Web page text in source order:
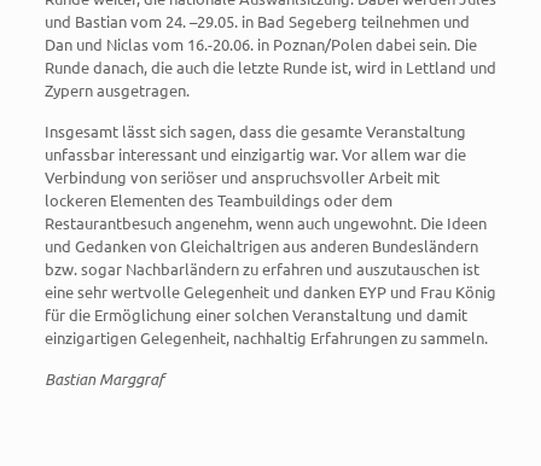
und Bastian vom 24. –29.05. in Bad Segeberg teilnehmen und
Dan und Niclas vom 16.-20.06. in Poznan/Polen dabei sein. Die
Runde danach, die auch die letzte Runde ist, wird in Lettland und
Zypern ausgetragen.
Insgesamt lässt sich sagen, dass die gesamte Veranstaltung
unfassbar interessant und einzigartig war. Vor allem war die
Verbindung von seriöser und anspruchsvoller Arbeit mit
lockeren Elementen des Teambuildings oder dem
Restaurantbesuch angenehm, wenn auch ungewohnt. Die Ideen
und Gedanken von Gleichaltrigen aus anderen Bundesländern
bzw. sogar Nachbarländern zu erfahren und auszutauschen ist
eine sehr wertvolle Gelegenheit und danken EYP und Frau König
für die Ermöglichung einer solchen Veranstaltung und damit
einzigartigen Gelegenheit, nachhaltig Erfahrungen zu sammeln.
Bastian Marggraf